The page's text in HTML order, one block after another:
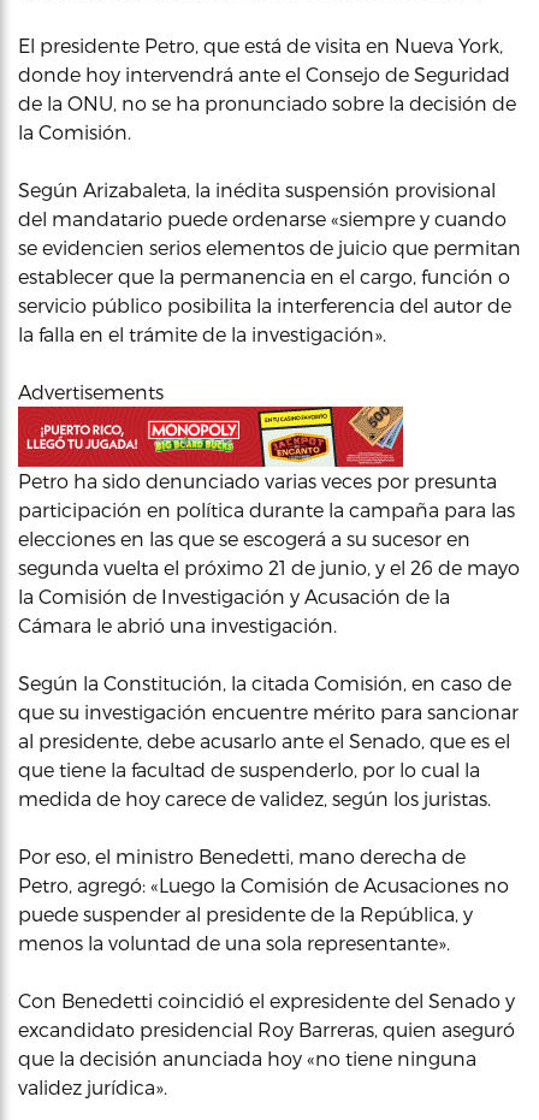
El presidente Petro, que está de visita en Nueva York,
donde hoy intervendrá ante el Consejo de Seguridad
de la ONU, no se ha pronunciado sobre la decisión de
la Comisión.
Según Arizabaleta, la inédita suspensión provisional
del mandatario puede ordenarse «siempre y cuando
se evidencien serios elementos de juicio que permitan
establecer que la permanencia en el cargo, función o
servicio público posibilita la interferencia del autor de
la falla en el trámite de la investigación».
Advertisements
Petro ha sido denunciado varias veces por presunta
participación en política durante la campaña para las
elecciones en las que se escogerá a su sucesor en
segunda vuelta el próximo 21 de junio, y el 26 de mayo
la Comisión de Investigación y Acusación de la
Cámara le abrió una investigación.
Según la Constitución, la citada Comisión, en caso de
que su investigación encuentre mérito para sancionar
al presidente, debe acusarlo ante el Senado, que es el
que tiene la facultad de suspenderlo, por lo cual la
medida de hoy carece de validez, según los juristas.
Por eso, el ministro Benedetti, mano derecha de
Petro, agregó: «Luego la Comisión de Acusaciones no
puede suspender al presidente de la República, y
menos la voluntad de una sola representante».
Con Benedetti coincidió el expresidente del Senado y
excandidato presidencial Roy Barreras, quien aseguró
que la decisión anunciada hoy «no tiene ninguna
validez jurídica».